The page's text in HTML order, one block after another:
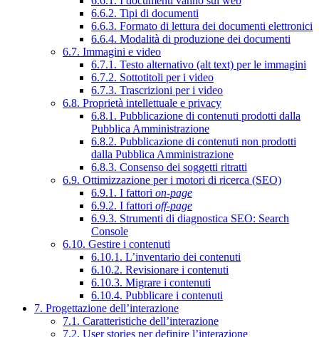
6.6.2. Tipi di documenti
6.6.3. Formato di lettura dei documenti elettronici
6.6.4. Modalità di produzione dei documenti
6.7. Immagini e video
6.7.1. Testo alternativo (alt text) per le immagini
6.7.2. Sottotitoli per i video
6.7.3. Trascrizioni per i video
6.8. Proprietà intellettuale e privacy
6.8.1. Pubblicazione di contenuti prodotti dalla
Pubblica Amministrazione
6.8.2. Pubblicazione di contenuti non prodotti
dalla Pubblica Amministrazione
6.8.3. Consenso dei soggetti ritratti
6.9. Ottimizzazione per i motori di ricerca (SEO)
6.9.1. I fattori on-page
6.9.2. I fattori off-page
6.9.3. Strumenti di diagnostica SEO: Search
Console
6.10. Gestire i contenuti
6.10.1. L’inventario dei contenuti
6.10.2. Revisionare i contenuti
6.10.3. Migrare i contenuti
6.10.4. Pubblicare i contenuti
7. Progettazione dell’interazione
7.1. Caratteristiche dell’interazione
7.2. User stories per definire l’interazione